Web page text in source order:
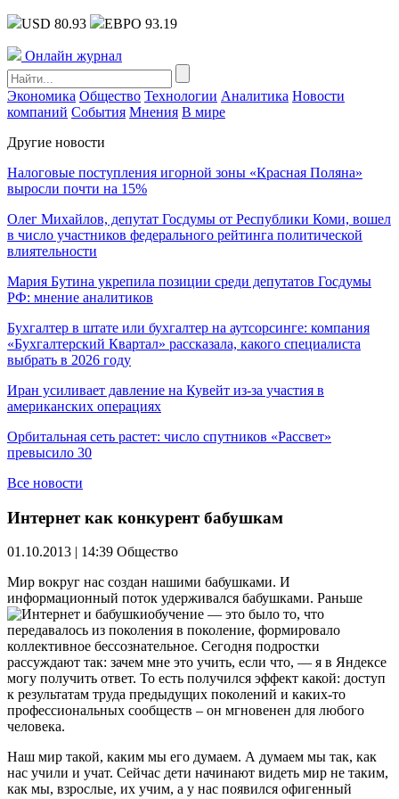
USD 80.93 ЕВРО 93.19
Онлайн журнал
Экономика Общество Технологии Аналитика Новости
компаний События Мнения В мире
Другие новости
Налоговые поступления игорной зоны «Красная Поляна»
выросли почти на 15%
Олег Михайлов, депутат Госдумы от Республики Коми, вошел
в число участников федерального рейтинга политической
влиятельности
Мария Бутина укрепила позиции среди депутатов Госдумы
РФ: мнение аналитиков
Бухгалтер в штате или бухгалтер на аутсорсинге: компания
«Бухгалтерский Квартал» рассказала, какого специалиста
выбрать в 2026 году
Иран усиливает давление на Кувейт из-за участия в
американских операциях
Орбитальная сеть растет: число спутников «Рассвет»
превысило 30
Все новости
Интернет как конкурент бабушкам
01.10.2013 | 14:39 Общество
Мир вокруг нас создан нашими бабушками. И
информационный поток удерживался бабушками. Раньше
обучение — это было то, что
передавалось из поколения в поколение, формировало
коллективное бессознательное. Сегодня подростки
рассуждают так: зачем мне это учить, если что, — я в Яндексе
могу получить ответ. То есть получился эффект какой: доступ
к результатам труда предыдущих поколений и каких-то
профессиональных сообществ – он мгновенен для любого
человека.
Наш мир такой, каким мы его думаем. А думаем мы так, как
нас учили и учат. Сейчас дети начинают видеть мир не таким,
как мы, взрослые, их учим, а у нас появился офигенный